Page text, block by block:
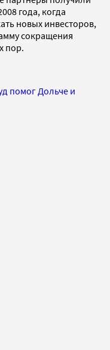
года, когда
новых инвесторов,
сокращения
пор.
помог Дольче и